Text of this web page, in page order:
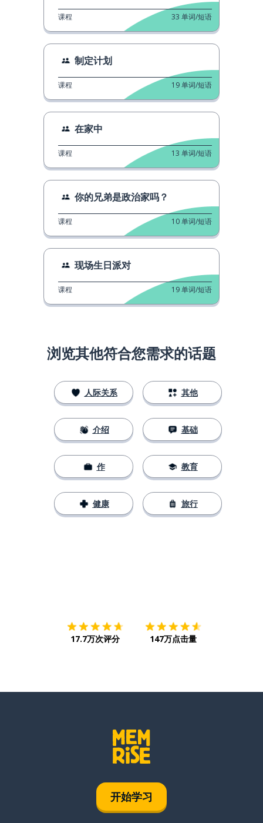
课程 33 单词/短语
制定计划
课程 19单词/短语
在家中
课程 13 单词/短语
你的兄弟是政治家吗？
课程 10单词/短语
现场生日派对
课程 19单词/短语
浏览其他符合您需求的话题
人际关系
介绍
作
健康
其他
基础
教育
旅行
17.7万次评分 147万点击量
开始学习